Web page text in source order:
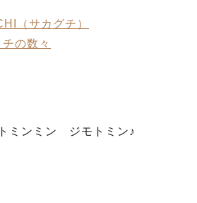
（サカグチ）
の数々
ミンミン ジモトミン♪